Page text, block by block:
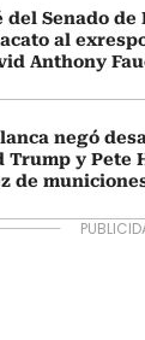
del Senado de
al
Anthony
negó
Trump y Pete
de